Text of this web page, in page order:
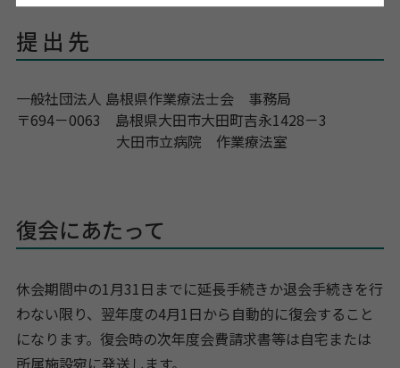
提 出 先
一般社団法人 島根県作業療法士会 事務局
〒694－0063 島根県大田市大田町吉永1428－3
大田市立病院 作業療法室
復会にあたって
休会期間中の1月31日までに延長手続きか退会手続きを行
わない限り、翌年度の4月1日から自動的に復会すること
になります。復会時の次年度会費請求書等は自宅または